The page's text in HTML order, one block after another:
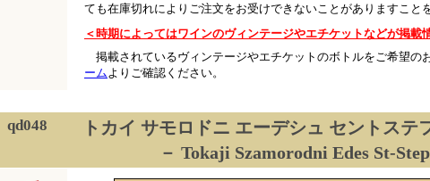
ても在庫切れによりご注文をお受けできないことがありますこと
＜時期によってはワインのヴィンテージやエチケットなどが掲載
掲載されているヴィンテージやエチケットのボトルをご希望の
ームよりご確認ください。
qd048
トカイ サモロドニ エーデシュ セントステ
－ Tokaji Szamorodni Edes St-